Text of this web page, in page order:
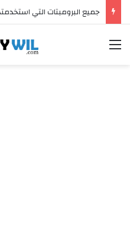
القائمة